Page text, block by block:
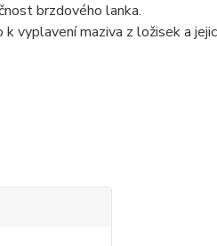
brzdového lanka.
vyplavení maziva z ložisek a